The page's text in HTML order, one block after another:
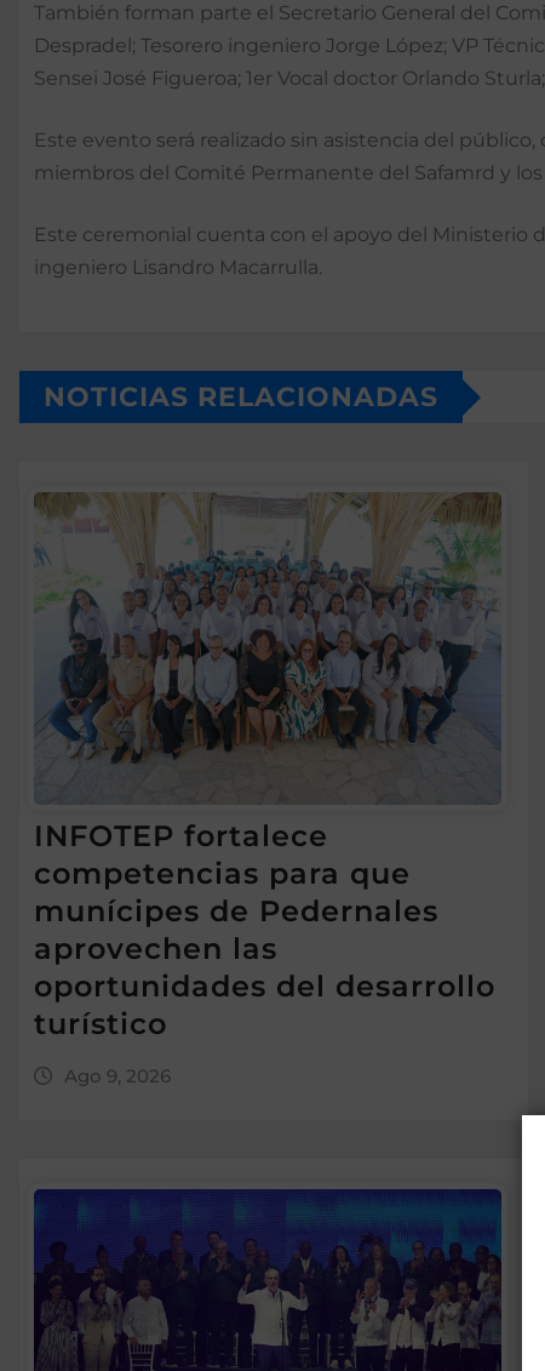
También forman parte el Secretario General del
Despradel; Tesorero ingeniero Jorge López; VP
Sensei José Figueroa; 1er Vocal doctor Orlando
Este evento será realizado sin asistencia del
miembros del Comité Permanente del Safamrd y
Este ceremonial cuenta con el apoyo del Ministerio
ingeniero Lisandro Macarrulla.
NOTICIAS RELACIONADAS
INFOTEP fortalece
competencias para que
munícipes de Pedernales
aprovechen las
oportunidades del desarrollo
turístico
Ago 9, 2026